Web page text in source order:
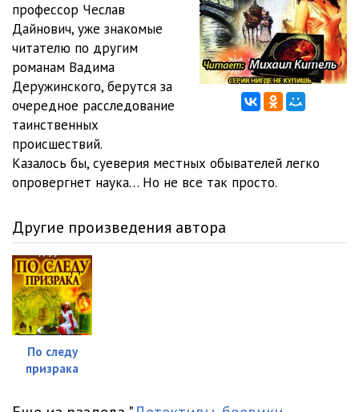
Отражение убийцы_10 09:38
Отражение убийцы_11 08:04
Отражение убийцы_12 10:48
Отражение убийцы_13
Отражение убийцы_14
Отражение убийцы_15
Отражение убийцы_17 12:25
Отражение убийцы_18
Отражение убийцы_19
Отражение убийцы_20
Отражение убийцы_21
профессор Чеслав
Дайнович, уже знакомые
читателю по другим
романам Вадима
Деружинского, берутся за
очередное расследование
таинственных
происшествий.
Казалось бы, суеверия местных обывателей легко
опровергнет наука… Но не все так просто.
Другие произведения автора
По следу
призрака